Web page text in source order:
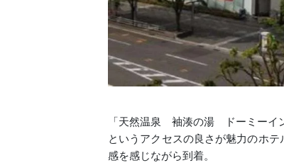
「天然温泉 袖湊の湯 ドーミーイ
というアクセスの良さが魅力のホ
感を感じながら到着。